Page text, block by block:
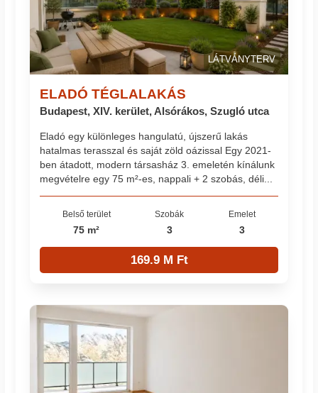
LÁTVÁNYTERV
ELADÓ TÉGLALAKÁS
Budapest, XIV. kerület, Alsórákos, Szugló utca
Eladó egy különleges hangulatú, újszerű lakás
hatalmas terasszal és saját zöld oázissal Egy 2021-
ben átadott, modern társasház 3. emeletén kínálunk
megvételre egy 75 m²-es, nappali + 2 szobás, déli...
Belső terület
75 m²
Szobák
3
Emelet
3
169.9 M Ft